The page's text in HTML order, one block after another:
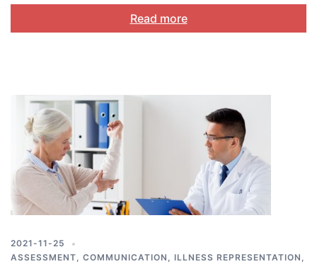
ます。緊急処置を必要とする患者が次々と来れば、たとえ
りまえに無視されます。実に 看護師の 10 人に 1 人は十
分な休憩を取らず、3 人に 1 人は勤務中に食事休憩をめっ
たに、または全くとらないことが報告されています。 休
憩を取らないでいると、トイレに行けないという実際的な
不快感をはじめ、健康的な食事をとる機会がなくなる、意
気消沈や不満感が高まる、ろくに休まずに長時間勤務する
ことによる認知的変化など、さまざまな悪影響が生じま
Read more
2021-11-25
ASSESSMENT, COMMUNICATION , ILLNESS REPRESENTATION ,